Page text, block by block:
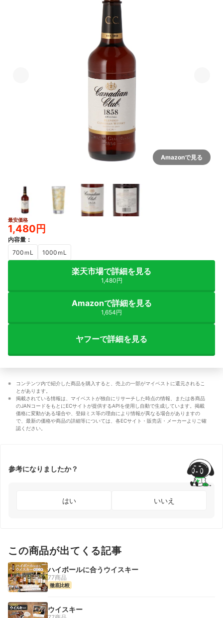
Amazonで見る
最安価格
1,480円
内容量 ：
700ｍL
1000ｍL
楽天市場で詳細を見る
1,480円
Amazonで詳細を見る
1,654円
ヤフーで詳細を見る
コンテンツ内で紹介した商品を購入すると、売上の一部がマイベストに還元されるこ
とがあります。
掲載されている情報は、マイベストが独自にリサーチした時点の情報、または各商品
のJANコードをもとにECサイトが提供するAPIを使用し自動で生成しています。掲載
価格に変動がある場合や、登録ミス等の理由により情報が異なる場合がありますの
で、最新の価格や商品の詳細等については、各ECサイト・販売店・メーカーよりご確
認ください。
参考になりましたか？
はい いいえ
この商品が出てくる記事
ハイボールに合うウイスキー
77商品
徹底比較
ウイスキー